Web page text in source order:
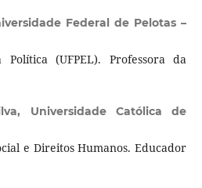
Federal de Pelotas –
(UFPEL). Professora da
Universidade Católica de
e Direitos Humanos. Educador